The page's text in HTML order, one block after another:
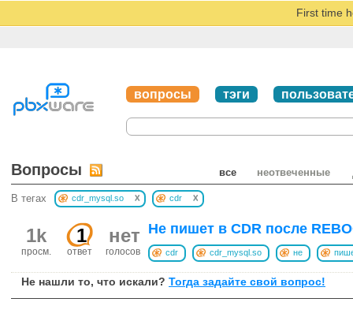
First time
вопросы тэги
все неотвеченные
Вопросы
В тегах cdr_mysql.so x cdr x
нет
голосов
1
ответ
1k
просм.
Не пишет в CDR после
cdr cdr_mysql.so не
Не нашли то, что искали? Тогда задайте свой вопрос!